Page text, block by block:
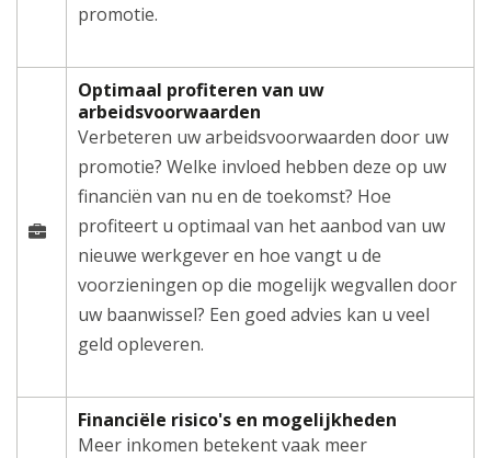
promotie.
Optimaal profiteren van uw
arbeidsvoorwaarden
Verbeteren uw arbeidsvoorwaarden door uw
promotie? Welke invloed hebben deze op uw
financiën van nu en de toekomst? Hoe
profiteert u optimaal van het aanbod van uw
nieuwe werkgever en hoe vangt u de
voorzieningen op die mogelijk wegvallen door
uw baanwissel? Een goed advies kan u veel
geld opleveren.
Financiële risico's en mogelijkheden
Meer inkomen betekent vaak meer